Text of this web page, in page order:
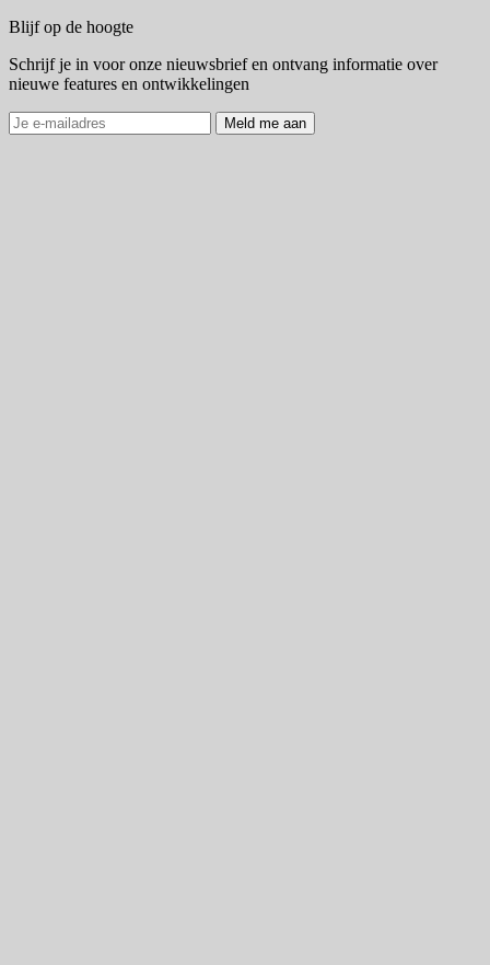
Blijf op de hoogte
Schrijf je in voor onze nieuwsbrief en ontvang informatie over
nieuwe features en ontwikkelingen
Meld me aan